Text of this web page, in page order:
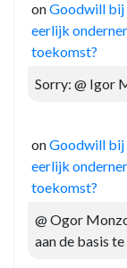
onGoodwill bij
eerlijk
toekomst?
Sorry: @ Igor
onGoodwill bij
eerlijk
toekomst?
@ Ogor
aan de basis te